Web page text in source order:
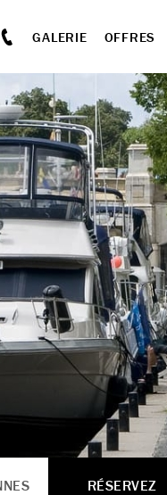
GALERIE OFFRES
RÉSERVEZ